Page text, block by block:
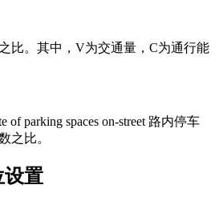
比。其中，V为交通量，C为通行能
parking spaces on-street 路内停车
之比。
置